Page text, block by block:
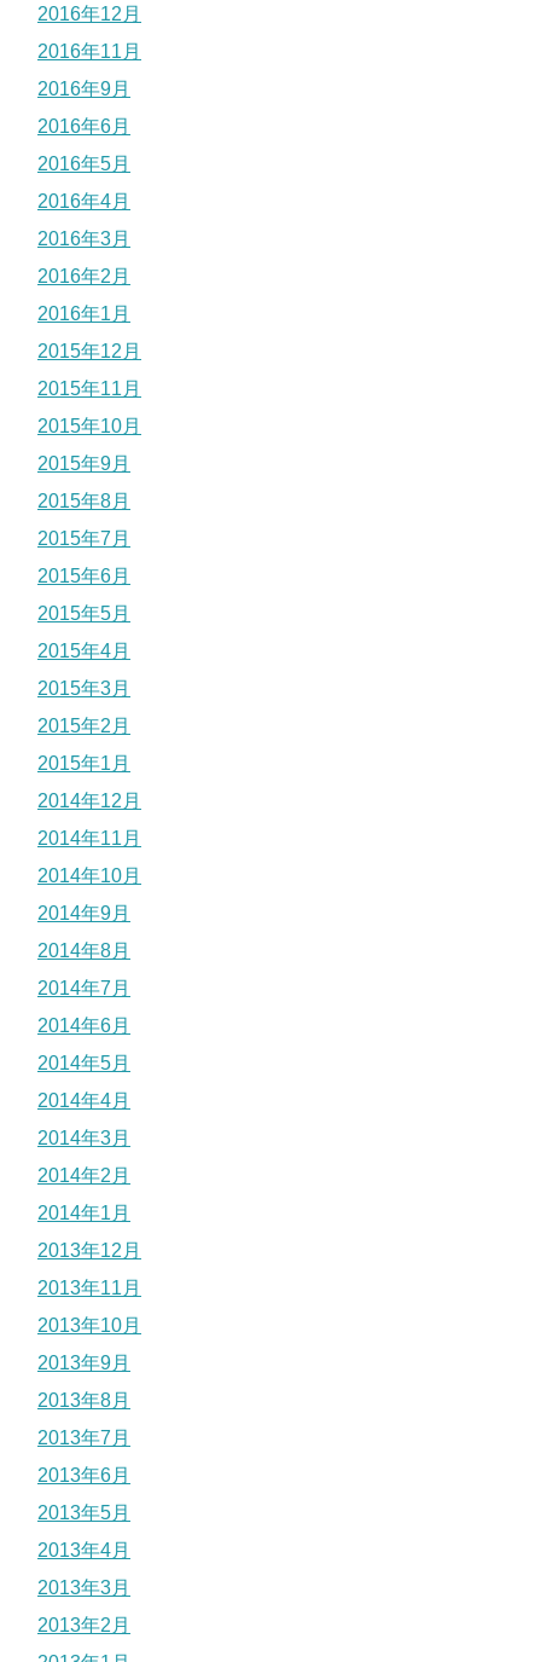
2016年12月
2016年11月
2016年9月
2016年6月
2016年5月
2016年4月
2016年3月
2016年2月
2016年1月
2015年12月
2015年11月
2015年10月
2015年9月
2015年8月
2015年7月
2015年6月
2015年5月
2015年4月
2015年3月
2015年2月
2015年1月
2014年12月
2014年11月
2014年10月
2014年9月
2014年8月
2014年7月
2014年6月
2014年5月
2014年4月
2014年3月
2014年2月
2014年1月
2013年12月
2013年11月
2013年10月
2013年9月
2013年8月
2013年7月
2013年6月
2013年5月
2013年4月
2013年3月
2013年2月